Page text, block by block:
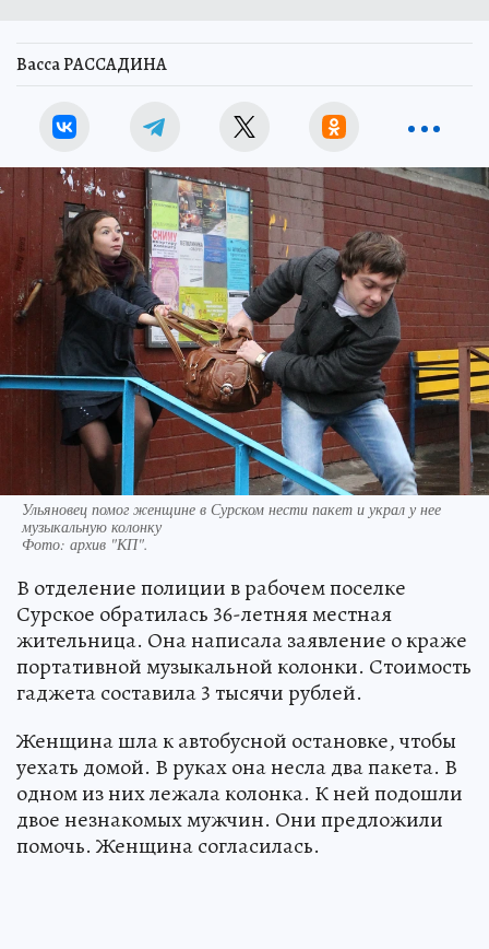
Васса РАССАДИНА
Ульяновец помог женщине в Сурском нести пакет и украл у нее
музыкальную колонку
Фото: архив "КП".
В отделение полиции в рабочем поселке
Сурское обратилась 36-летняя местная
жительница. Она написала заявление о краже
портативной музыкальной колонки. Стоимость
гаджета составила 3 тысячи рублей.
Женщина шла к автобусной остановке, чтобы
уехать домой. В руках она несла два пакета. В
одном из них лежала колонка. К ней подошли
двое незнакомых мужчин. Они предложили
помочь. Женщина согласилась.